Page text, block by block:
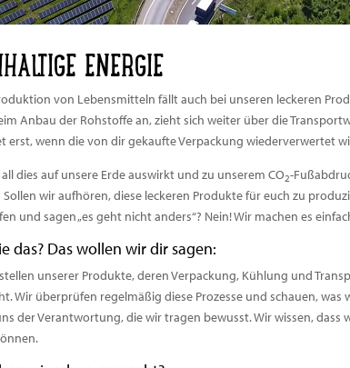
ENERGIE
von Lebensmitteln fällt auch bei unseren leckeren
Anbau der Rohstoffe an, zieht sich weiter über die
erst, wenn die von dir gekaufte Verpackung wiederverwertet
all dies auf unsere Erde auswirkt und zu unserem CO2-
Sollen wir aufhören, diese leckeren Produkte für euch zu
und sagen „es geht nicht anders“? Nein! Wir machen es
das? Das wollen wir dir sagen:
unserer Produkte, deren Verpackung, Kühlung und
Wir überprüfen regelmäßig diese Prozesse und schauen, was
der Verantwortung, die wir tragen bewusst. Wir wissen, dass